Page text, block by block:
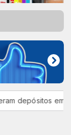
depósitos em R$